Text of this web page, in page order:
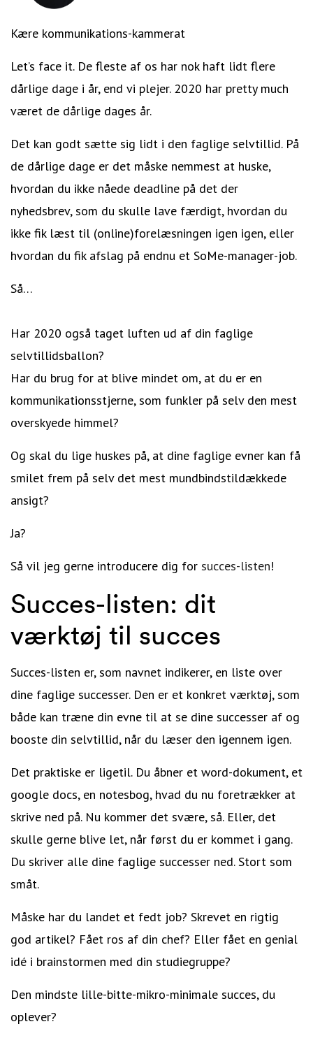
Kære kommunikations-kammerat
Let’s face it. De fleste af os har nok haft lidt flere
dårlige dage i år, end vi plejer. 2020 har pretty much
været de dårlige dages år.
Det kan godt sætte sig lidt i den faglige selvtillid. På
de dårlige dage er det måske nemmest at huske,
hvordan du ikke nåede deadline på det der
nyhedsbrev, som du skulle lave færdigt, hvordan du
ikke fik læst til (online)forelæsningen igen igen, eller
hvordan du fik afslag på endnu et SoMe-manager-job.
Så…
Har 2020 også taget luften ud af din faglige
selvtillidsballon?
Har du brug for at blive mindet om, at du er en
kommunikationsstjerne, som funkler på selv den mest
overskyede himmel?
Og skal du lige huskes på, at dine faglige evner kan få
smilet frem på selv det mest mundbindstildækkede
ansigt?
Ja?
Så vil jeg gerne introducere dig for succes-listen!
Succes-listen: dit
værktøj til succes
Succes-listen er, som navnet indikerer, en liste over
dine faglige successer. Den er et konkret værktøj, som
både kan træne din evne til at se dine successer af og
booste din selvtillid, når du læser den igennem igen.
Det praktiske er ligetil. Du åbner et word-dokument, et
google docs, en notesbog, hvad du nu foretrækker at
skrive ned på. Nu kommer det svære, så. Eller, det
skulle gerne blive let, når først du er kommet i gang.
Du skriver alle dine faglige successer ned. Stort som
småt.
Måske har du landet et fedt job? Skrevet en rigtig
god artikel? Fået ros af din chef? Eller fået en genial
idé i brainstormen med din studiegruppe?
Den mindste lille-bitte-mikro-minimale succes, du
oplever?